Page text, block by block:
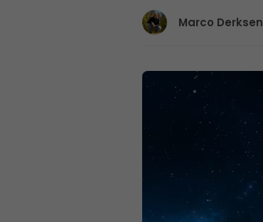
Marco Derksen